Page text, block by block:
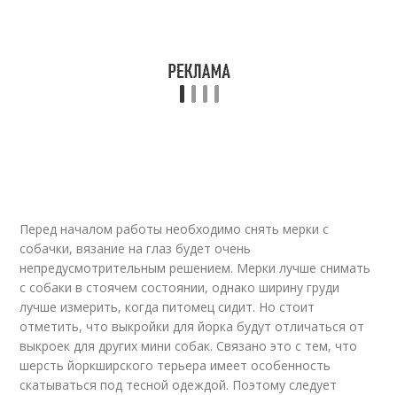
Перед началом работы необходимо снять мерки с
собачки, вязание на глаз будет очень
непредусмотрительным решением. Мерки лучше снимать
с собаки в стоячем состоянии, однако ширину груди
лучше измерить, когда питомец сидит. Но стоит
отметить, что выкройки для йорка будут отличаться от
выкроек для других мини собак. Связано это с тем, что
шерсть йоркширского терьера имеет особенность
скатываться под тесной одеждой. Поэтому следует